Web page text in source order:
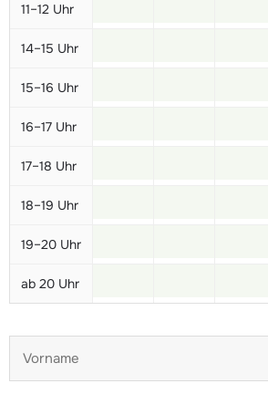
11–12 Uhr
14–15 Uhr
15–16 Uhr
16–17 Uhr
17–18 Uhr
18–19 Uhr
19–20 Uhr
ab 20 Uhr